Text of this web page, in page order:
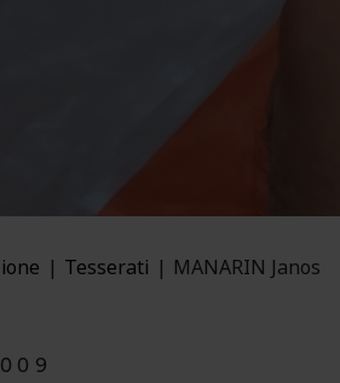
Tesserati MANARIN Janos